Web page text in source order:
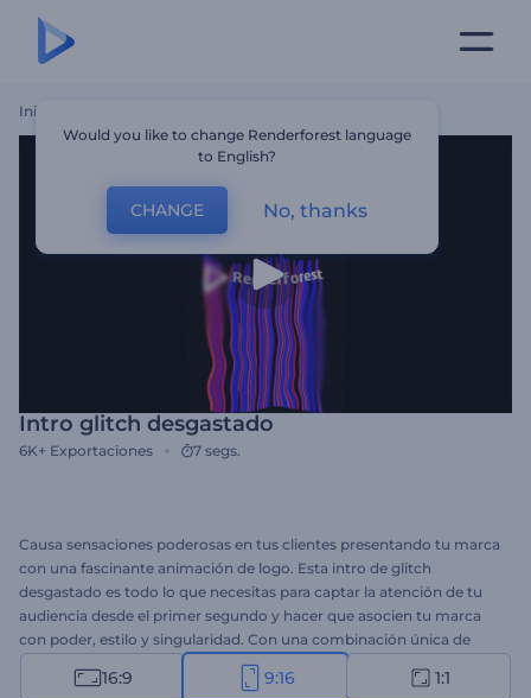
Inicio
Intro glitch desgastado
6K+ Exportaciones 7 segs.
Causa sensaciones poderosas en tus clientes presentando tu marca
con una fascinante animación de logo. Esta intro de glitch
desgastado es todo lo que necesitas para captar la atención de tu
audiencia desde el primer segundo y hacer que asocien tu marca
con poder, estilo y singularidad. Con una combinación única de
efectos de glitch, texturas desgastadas y visuales de alta energía,
esta introducción seguramente creará una poderosa percepción de
16:9 9:16 1:1
Would you like to change Renderforest language
to English?
CHANGE No, thanks